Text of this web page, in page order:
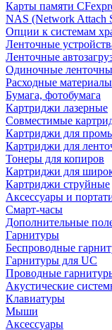
Карты памяти
NAS (Network Attach
Опции к системам
Ленточные
Ленточные
Одиночные
Расходные материалы
Бумага, фотобумага
Картриджи лазерные
Совместимые
Картриджи для
Картриджи для
Тонеры для копиров
Картриджи для
Картриджи струйные
Аксессуары и
Смарт-часы
Дополнительные
Гарнитуры
Беспроводные
Гарнитуры для UC
Проводные
Акустические
Клавиатуры
Мыши
Аксессуары